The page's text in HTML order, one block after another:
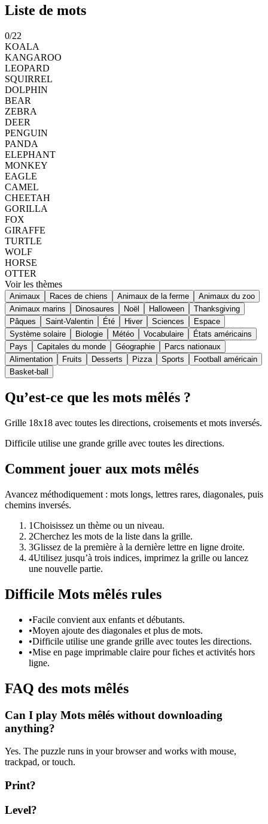
Liste de mots
0/22
KOALA
KANGAROO
LEOPARD
SQUIRREL
DOLPHIN
BEAR
ZEBRA
DEER
PENGUIN
PANDA
ELEPHANT
MONKEY
EAGLE
CAMEL
CHEETAH
GORILLA
FOX
GIRAFFE
TURTLE
WOLF
HORSE
OTTER
Voir les thèmes
Animaux Races de chiens Animaux de la ferme
Animaux du zoo
Animaux marins
Dinosaures Noël Halloween
Thanksgiving
Pâques
Saint-Valentin Été Hiver Sciences
Espace
Système solaire
Biologie Météo Vocabulaire
États américains
Pays
Capitales du monde Géographie
Parcs nationaux
Alimentation
Fruits Desserts Pizza Sports
Football américain
Basket-ball
Qu’est-ce que les mots mêlés ?
Grille 18x18 avec toutes les directions, croisements et mots inversés.
Difficile utilise une grande grille avec toutes les directions.
Comment jouer aux mots mêlés
Avancez méthodiquement : mots longs, lettres rares, diagonales, puis
chemins inversés.
1Choisissez un thème ou un niveau.
2Cherchez les mots de la liste dans la grille.
3Glissez de la première à la dernière lettre en ligne droite.
4Utilisez jusqu’à trois indices, imprimez la grille ou lancez
une nouvelle partie.
Difficile Mots mêlés rules
•Facile convient aux enfants et débutants.
•Moyen ajoute des diagonales et plus de mots.
•Difficile utilise une grande grille avec toutes les directions.
•Mise en page imprimable claire pour fiches et activités hors
ligne.
FAQ des mots mêlés
Can I play Mots mêlés without downloading
anything?
Yes. The puzzle runs in your browser and works with mouse,
trackpad, or touch.
Print?
Level?